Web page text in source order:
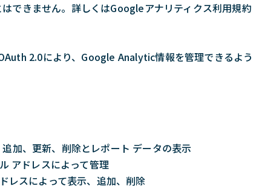
できません。詳しくはGoogleアナリティクス利用規約
2.0により、Google Analytic情報を管理できるよう
加、更新、削除とレポート データの表示
アドレスによって管理
レスによって表示、追加、削除